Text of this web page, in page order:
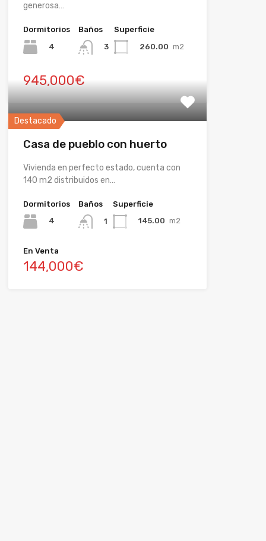
generosa…
Dormitorios
4
Baños
3
Superficie
260.00 m2
945,000€
Destacado
Casa de pueblo con huerto
Vivienda en perfecto estado, cuenta con
140 m2 distribuidos en…
Dormitorios
4
Baños
1
Superficie
145.00 m2
En Venta
144,000€